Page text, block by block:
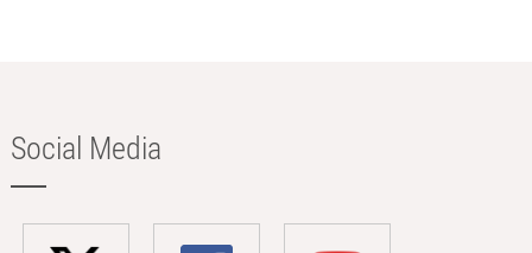
Social Media